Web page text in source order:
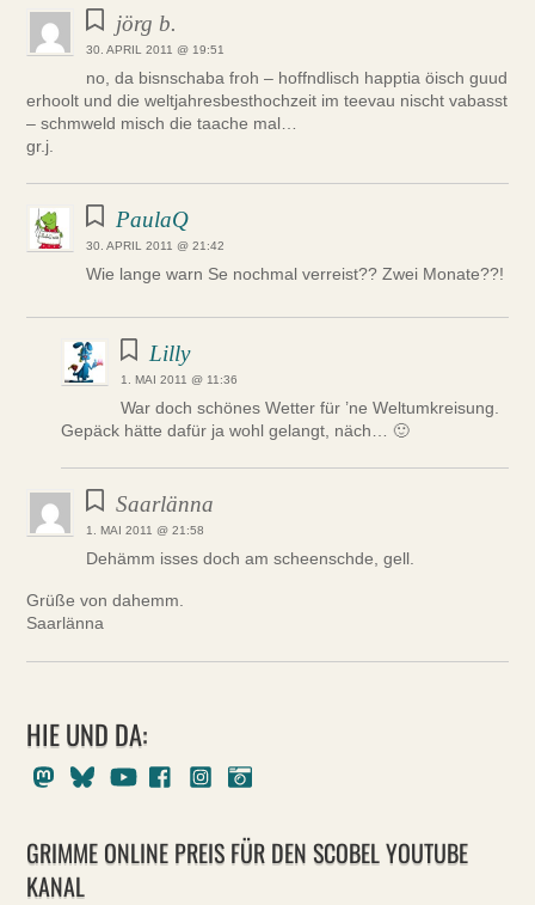
jörg b.
30. APRIL 2011 @ 19:51
no, da bisnschaba froh – hoffndlisch happtia öisch guud
erhoolt und die weltjahresbesthochzeit im teevau nischt vabasst
– schmweld misch die taache mal…
gr.j.
PaulaQ
30. APRIL 2011 @ 21:42
Wie lange warn Se nochmal verreist?? Zwei Monate??!
Lilly
1. MAI 2011 @ 11:36
War doch schönes Wetter für ’ne Weltumkreisung.
Gepäck hätte dafür ja wohl gelangt, näch… 🙂
Saarlänna
1. MAI 2011 @ 21:58
Dehämm isses doch am scheenschde, gell.
Grüße von dahemm.
Saarlänna
HIE UND DA:
MastodonBlueskyYoutubeFacebookInstagram
GRIMME ONLINE PREIS FÜR DEN SCOBEL YOUTUBE
KANAL